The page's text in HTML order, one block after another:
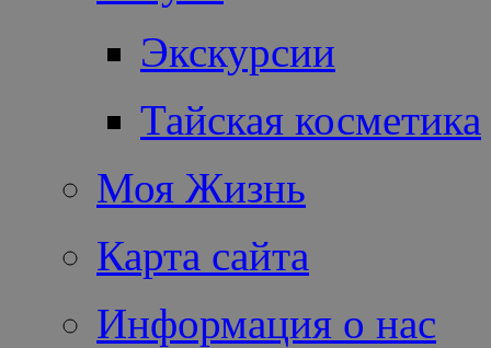
Экскурсии
Тайская косметика
Моя Жизнь
Карта сайта
Информация о нас